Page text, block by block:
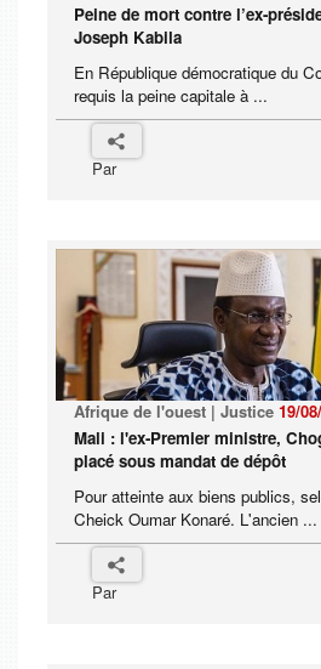
Peine de mort contre l’ex-
Joseph Kabila
En République démocratique du
requis la peine capitale à ...
Par
Afrique de l'ouest | Justice 19/
Mali : l'ex-Premier ministre,
placé sous mandat de dépôt
Pour atteinte aux biens publics,
Cheick Oumar Konaré. L'ancien ...
Par